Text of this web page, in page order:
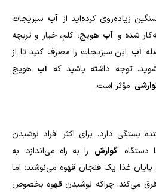
زیاده‌روی کرده‌اید از آب سبزیجات
شده و آب هویج، کلم، خیار و تربچه
آب این سبزیجات را مصرف کنید تا از
توجه داشته باشید که آب هویج
مؤثر است.
بستگی دارد. برای اکثر افراد نوشیدن
دستگاه گوارش را به راه می‌اندازد. به
غذا یک فنجان قهوه می‌نوشند؛ اما
فرق می‌کند. چراکه نوشیدن قهوه بخصوص